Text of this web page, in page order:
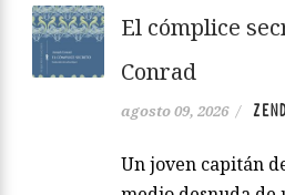
El cómplice
Conrad
agosto 09, 2026 /
Un joven capitán